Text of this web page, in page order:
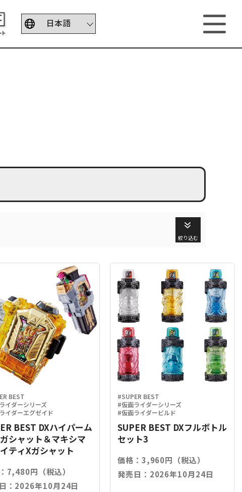
絞り込む
BEST
イダーシリーズ
イダーエグゼイド
BEST DXハイパーム
シャット＆マキシマ
ティXガシャット
7,480円（税込）
：2026年10月24日
#SUPER BEST
#仮面ライダーシリーズ
#仮面ライダービルド
SUPER BEST DXフルボトル
セット3
価格：3,960円（税込）
発売日：2026年10月24日